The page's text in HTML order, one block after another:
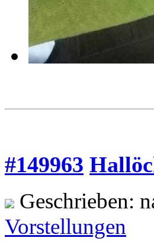
#149963
Geschrieben:
Vorstellungen